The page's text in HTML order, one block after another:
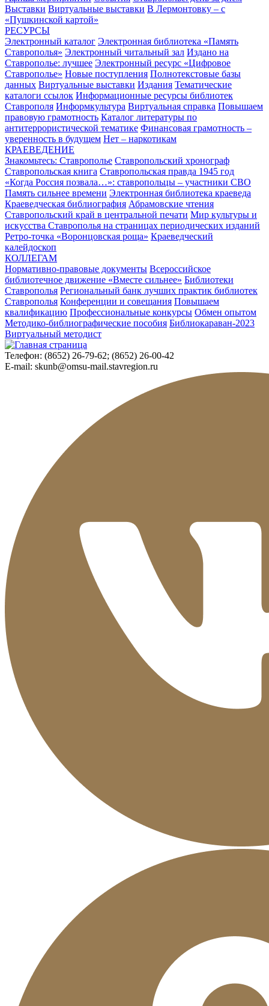
Выставки Виртуальные выставки В Лермонтовку – с
«Пушкинской картой»
РЕСУРСЫ
Электронный каталог Электронная библиотека «Память
Ставрополья» Электронный читальный зал Издано на
Ставрополье: лучшее Электронный ресурс «Цифровое
Ставрополье» Новые поступления Полнотекстовые базы
данных Виртуальные выставки Издания Тематические
каталоги ссылок Информационные ресурсы библиотек
Ставрополя Информкультура Виртуальная справка Повышаем
правовую грамотность Каталог литературы по
антитеррористической тематике Финансовая грамотность –
уверенность в будущем Нет – наркотикам
КРАЕВЕДЕНИЕ
Знакомьтесь: Ставрополье Ставропольский хронограф
Ставропольская книга Ставропольская правда 1945 год
«Когда Россия позвала…»: ставропольцы – участники СВО
Память сильнее времени Электронная библиотека краеведа
Краеведческая библиография Абрамовские чтения
Ставропольский край в центральной печати Мир культуры и
искусства Ставрополья на страницах периодических изданий
Ретро-точка «Воронцовская роща» Краеведческий
калейдоскоп
КОЛЛЕГАМ
Нормативно-правовые документы Всероссийское
библиотечное движение «Вместе сильнее» Библиотеки
Ставрополья Региональный банк лучших практик библиотек
Ставрополья Конференции и совещания Повышаем
квалификацию Профессиональные конкурсы Обмен опытом
Методико-библиографические пособия Библиокараван-2023
Виртуальный методист
Телефон: (8652) 26-79-62; (8652) 26-00-42
E-mail: skunb@omsu-mail.stavregion.ru